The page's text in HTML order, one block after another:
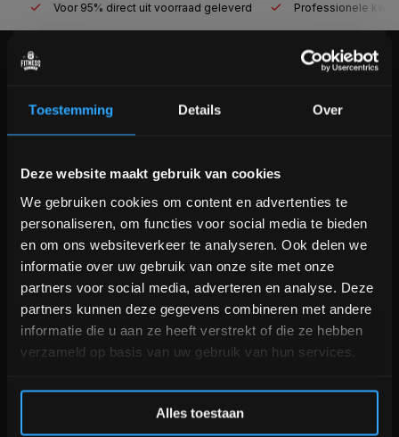
Toestemming Details Over
Deze website maakt gebruik van cookies
We gebruiken cookies om content en advertenties te
personaliseren, om functies voor social media te bieden
en om ons websiteverkeer te analyseren. Ook delen we
informatie over uw gebruik van onze site met onze
partners voor social media, adverteren en analyse. Deze
partners kunnen deze gegevens combineren met andere
informatie die u aan ze heeft verstrekt of die ze hebben
verzameld op basis van uw gebruik van hun services.
Alles toestaan
Voor 95% direct uit voorraad geleverd Professionele
KLANTENSERVICE
+31 (0)24 645 1309
Bam! 5% korting op je volgende
Schrijf je in voor onze nieuwsbrief om op de hoogte te
blijven over onze nieuwe producten, deals en meer
interessante info. Ontvang 5% korting op je eerstvolgende
aankoop! 😀
Inschrijven